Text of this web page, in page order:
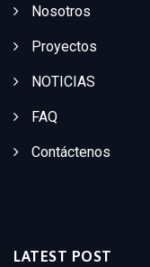
Nosotros
Proyectos
NOTICIAS
FAQ
Contáctenos
LATEST POST